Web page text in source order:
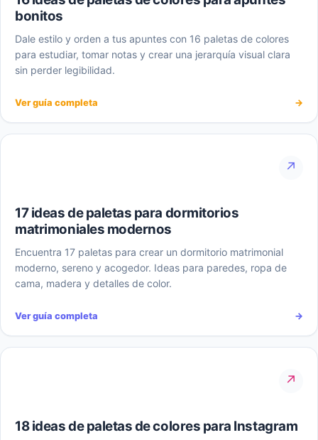
bonitos
Dale estilo y orden a tus apuntes con 16 paletas de colores
para estudiar, tomar notas y crear una jerarquía visual clara
sin perder legibilidad.
Ver guía completa →
↗
17 ideas de paletas para dormitorios
matrimoniales modernos
Encuentra 17 paletas para crear un dormitorio matrimonial
moderno, sereno y acogedor. Ideas para paredes, ropa de
cama, madera y detalles de color.
Ver guía completa →
↗
18 ideas de paletas de colores para Instagram